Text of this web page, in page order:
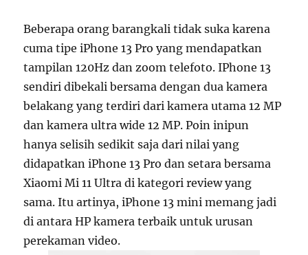
Beberapa orang barangkali tidak suka karena
cuma tipe iPhone 13 Pro yang mendapatkan
tampilan 120Hz dan zoom telefoto. IPhone 13
sendiri dibekali bersama dengan dua kamera
belakang yang terdiri dari kamera utama 12 MP
dan kamera ultra wide 12 MP. Poin inipun
hanya selisih sedikit saja dari nilai yang
didapatkan iPhone 13 Pro dan setara bersama
Xiaomi Mi 11 Ultra di kategori review yang
sama. Itu artinya, iPhone 13 mini memang jadi
di antara HP kamera terbaik untuk urusan
perekaman video.